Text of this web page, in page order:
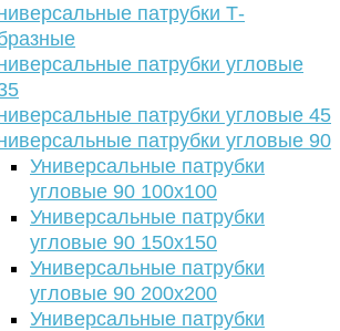
патрубки Т-
патрубки угловые
патрубки угловые 45
патрубки угловые 90
Универсальные патрубки
угловые 90 100х100
Универсальные патрубки
угловые 90 150х150
Универсальные патрубки
угловые 90 200х200
Универсальные патрубки